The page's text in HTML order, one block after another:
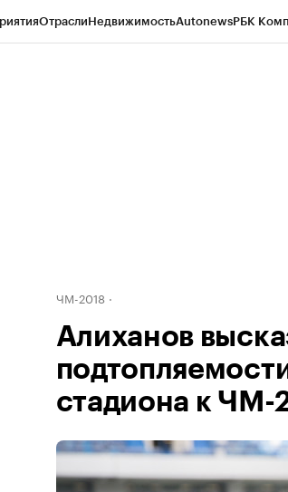
ОтраслиНедвижимостьAutonewsРБК
ЧМ-2018
Алиханов
стадиона к ЧМ-